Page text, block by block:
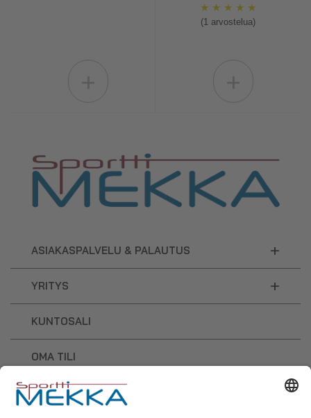
★ ★ ★ ★ ★
(1 arvostelua)
ASIAKASPALVELU & PALAUTUS +
YRITYS +
KUNTOSALI
OMA TILI
OSTOSKORI